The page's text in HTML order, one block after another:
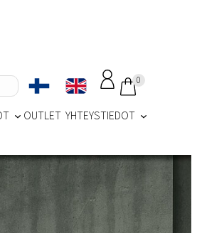
0
OUTLET YHTEYSTIEDOT